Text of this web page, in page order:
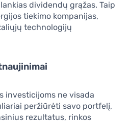
dividendų grąžas. Taip
tiekimo kompanijas,
technologijų
investicijoms ne visada
peržiūrėti savo portfelį,
rezultatus, rinkos